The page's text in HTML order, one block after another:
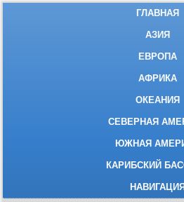
ГЛАВНАЯ
АЗИЯ
ЕВРОПА
АФРИКА
ОКЕАНИЯ
СЕВЕРНАЯ
ЮЖНАЯ
КАРИБСКИЙ
НАВИГАЦИЯ